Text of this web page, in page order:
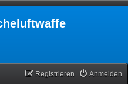
Anmelden
Registrieren